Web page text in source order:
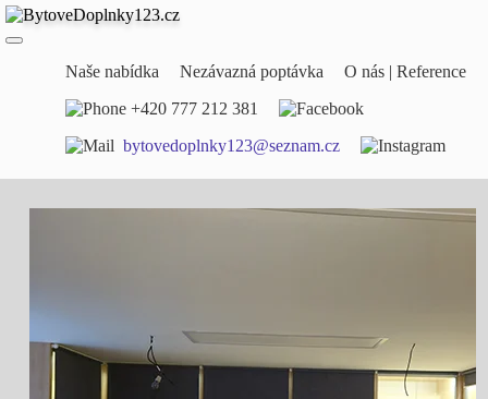
Naše nabídka Nezávazná poptávka
O nás | Reference
+420 777 212 381
bytovedoplnky123@seznam.cz